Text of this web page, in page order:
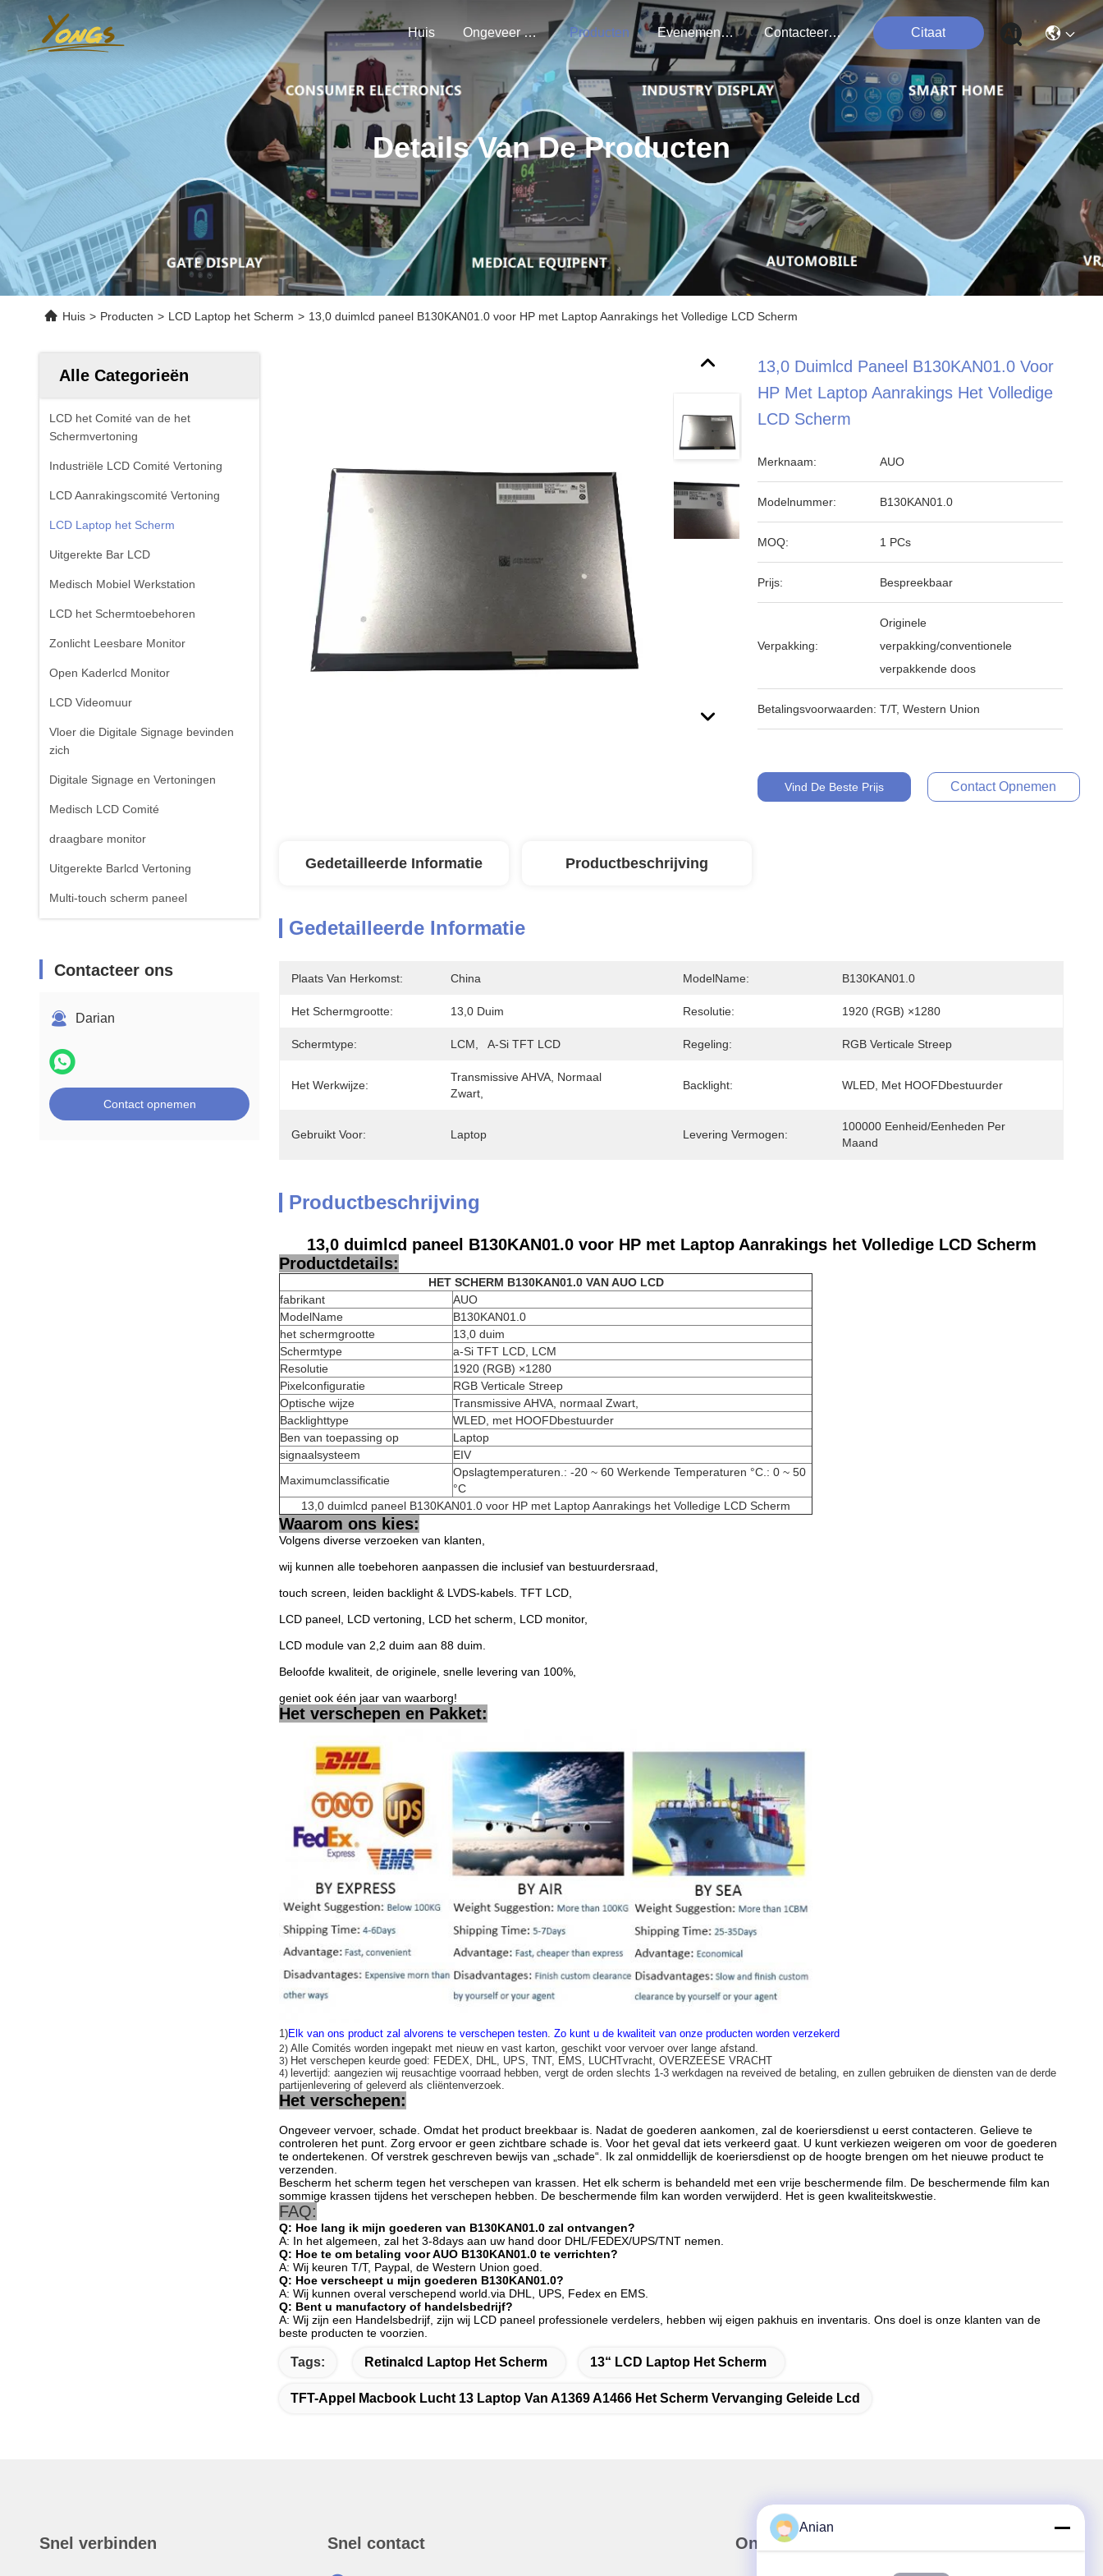
Huis Ongeveer Ons Producten Evenementen Contacteer Ons Citaat
Details Van De Producten
Huis > Producten > LCD Laptop het Scherm > 13,0 duimlcd paneel B130KAN01.0 voor HP met Laptop Aanrakings het Volledige LCD Scherm
Alle Categorieën
LCD het Comité van de het
Schermvertoning
Industriële LCD Comité Vertoning
LCD Aanrakingscomité Vertoning
LCD Laptop het Scherm
Uitgerekte Bar LCD
Medisch Mobiel Werkstation
LCD het Schermtoebehoren
Zonlicht Leesbare Monitor
Open Kaderlcd Monitor
LCD Videomuur
Vloer die Digitale Signage bevinden
zich
Digitale Signage en Vertoningen
Medisch LCD Comité
draagbare monitor
Uitgerekte Barlcd Vertoning
Multi-touch scherm paneel
Contacteer ons
Darian
Contact opnemen
13,0 Duimlcd Paneel B130KAN01.0 Voor
HP Met Laptop Aanrakings Het Volledige
LCD Scherm
Merknaam: AUO
Modelnummer: B130KAN01.0
MOQ: 1 PCs
Prijs: Bespreekbaar
Verpakking:
Originele
verpakking/conventionele
verpakkende doos
Betalingsvoorwaarden: T/T, Western Union
Vind De Beste Prijs Contact Opnemen
Gedetailleerde Informatie Productbeschrijving
Gedetailleerde Informatie
Plaats Van Herkomst: China ModelName: B130KAN01.0
Het Schermgrootte: 13,0 Duim Resolutie: 1920 (RGB) ×1280
Schermtype: LCM,   A-Si TFT LCD Regeling: RGB Verticale Streep
Het Werkwijze:
Transmissive AHVA, Normaal
Zwart,
Backlight: WLED, Met HOOFDbestuurder
Gebruikt Voor: Laptop Levering Vermogen:
100000 Eenheid/Eenheden Per
Maand
Productbeschrijving
13,0 duimlcd paneel B130KAN01.0 voor HP met Laptop Aanrakings het Volledige LCD Scherm
Productdetails:
HET SCHERM B130KAN01.0 VAN AUO LCD
fabrikant
AUO
ModelName
B130KAN01.0
het schermgrootte
13,0 duim
Schermtype
a-Si TFT LCD, LCM
Resolutie
1920 (RGB) ×1280
Pixelconfiguratie
RGB Verticale Streep
Optische wijze
Transmissive AHVA, normaal Zwart,
Backlighttype
WLED, met HOOFDbestuurder
Ben van toepassing op
Laptop
signaalsysteem
EIV
Maximumclassificatie
Opslagtemperaturen.: -20 ~ 60 Werkende Temperaturen °C.: 0 ~ 50
°C
13,0 duimlcd paneel B130KAN01.0 voor HP met Laptop Aanrakings het Volledige LCD Scherm
Waarom ons kies:
Volgens diverse verzoeken van klanten,
wij kunnen alle toebehoren aanpassen die inclusief van bestuurdersraad,
touch screen, leiden backlight & LVDS-kabels. TFT LCD,
LCD paneel, LCD vertoning, LCD het scherm, LCD monitor,
LCD module van 2,2 duim aan 88 duim.
Beloofde kwaliteit, de originele, snelle levering van 100%,
geniet ook één jaar van waarborg!
Het verschepen en Pakket:
1)Elk van ons product zal alvorens te verschepen testen. Zo kunt u de kwaliteit van onze producten worden verzekerd
2) Alle Comités worden ingepakt met nieuw en vast karton, geschikt voor vervoer over lange afstand.
3) Het verschepen keurde goed: FEDEX, DHL, UPS, TNT, EMS, LUCHTvracht, OVERZEESE VRACHT
4) levertijd: aangezien wij reusachtige voorraad hebben, vergt de orden slechts 1-3 werkdagen na reveived de betaling, en zullen gebruiken de diensten van de derde
partijenlevering of geleverd als cliëntenverzoek.
Het verschepen:
Ongeveer vervoer, schade. Omdat het product breekbaar is. Nadat de goederen aankomen, zal de koeriersdienst u eerst contacteren. Gelieve te
controleren het punt. Zorg ervoor er geen zichtbare schade is. Voor het geval dat iets verkeerd gaat. U kunt verkiezen weigeren om voor de goederen
te ondertekenen. Of verstrek geschreven bewijs van „schade“. Ik zal onmiddellijk de koeriersdienst op de hoogte brengen om het nieuwe product te
verzenden.
Bescherm het scherm tegen het verschepen van krassen. Het elk scherm is behandeld met een vrije beschermende film. De beschermende film kan
sommige krassen tijdens het verschepen hebben. De beschermende film kan worden verwijderd. Het is geen kwaliteitskwestie.
FAQ:
Q: Hoe lang ik mijn goederen van B130KAN01.0 zal ontvangen?
A: In het algemeen, zal het 3-8days aan uw hand door DHL/FEDEX/UPS/TNT nemen.
Q: Hoe te om betaling voor AUO B130KAN01.0 te verrichten?
A: Wij keuren T/T, Paypal, de Western Union goed.
Q: Hoe verscheept u mijn goederen B130KAN01.0?
A: Wij kunnen overal verschepend world.via DHL, UPS, Fedex en EMS.
Q: Bent u manufactory of handelsbedrijf?
A: Wij zijn een Handelsbedrijf, zijn wij LCD paneel professionele verdelers, hebben wij eigen pakhuis en inventaris. Ons doel is onze klanten van de
beste producten te voorzien.
Tags: Retinalcd Laptop Het Scherm 13“ LCD Laptop Het Scherm
TFT-Appel Macbook Lucht 13 Laptop Van A1369 A1466 Het Scherm Vervanging Geleide Lcd
Snel verbinden Snel contact Onze Nieuwsbrief
Anian